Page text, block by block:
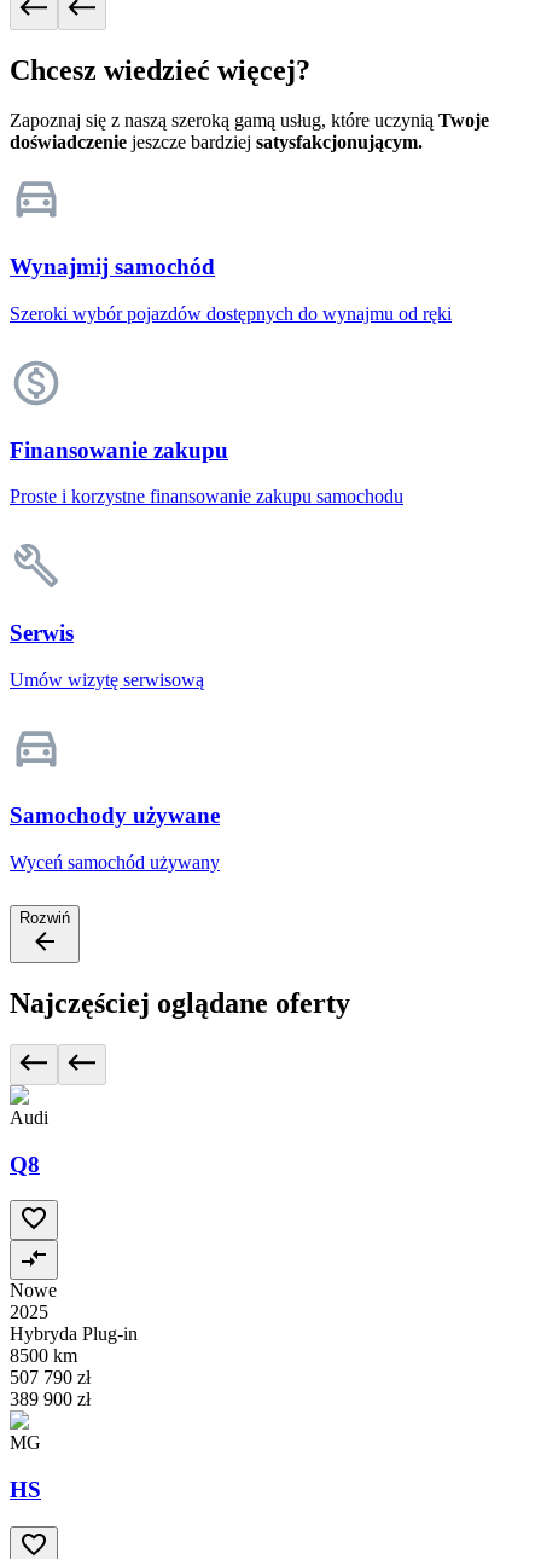
Chcesz wiedzieć więcej?
Zapoznaj się z naszą szeroką gamą usług, które uczynią Twoje
doświadczenie jeszcze bardziej satysfakcjonującym.
Wynajmij samochód
Szeroki wybór pojazdów dostępnych do wynajmu od ręki
Finansowanie zakupu
Proste i korzystne finansowanie zakupu samochodu
Serwis
Umów wizytę serwisową
Samochody używane
Wyceń samochód używany
Rozwiń
Najczęściej oglądane oferty
Audi
Q8
Nowe
2025
Hybryda Plug-in
8500 km
507 790 zł
389 900 zł
MG
HS